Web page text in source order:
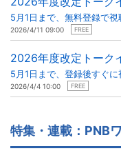
5月1日まで、無料登録で視
2026/4/11 09:00 FREE
2026年度改定トーク
5月1日まで、登録後すぐに
2026/4/4 10:00 FREE
特集・連載：PNB